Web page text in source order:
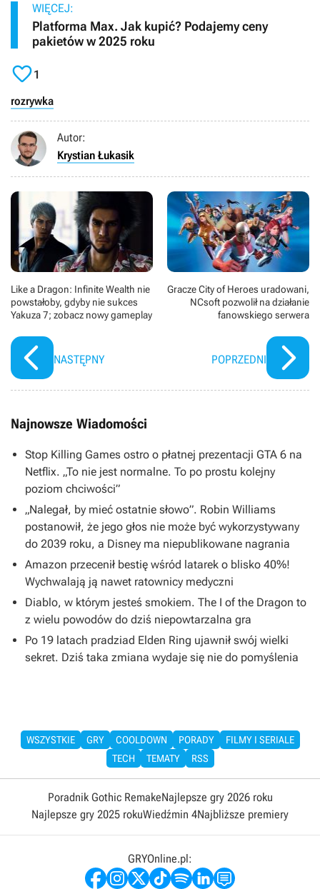
WIĘCEJ:
Platforma Max. Jak kupić? Podajemy ceny
pakietów w 2025 roku
1
rozrywka
Autor:
Krystian Łukasik
Like a Dragon: Infinite Wealth nie
powstałoby, gdyby nie sukces
Yakuza 7; zobacz nowy gameplay
NASTĘPNY
Gracze City of Heroes uradowani,
NCsoft pozwolił na działanie
fanowskiego serwera
POPRZEDNI
Najnowsze Wiadomości
Stop Killing Games ostro o płatnej prezentacji GTA 6 na
Netflix. „To nie jest normalne. To po prostu kolejny
poziom chciwości”
„Nalegał, by mieć ostatnie słowo”. Robin Williams
postanowił, że jego głos nie może być wykorzystywany
do 2039 roku, a Disney ma niepublikowane nagrania
Amazon przecenił bestię wśród latarek o blisko 40%!
Wychwalają ją nawet ratownicy medyczni
Diablo, w którym jesteś smokiem. The I of the Dragon to
z wielu powodów do dziś niepowtarzalna gra
Po 19 latach pradziad Elden Ring ujawnił swój wielki
sekret. Dziś taka zmiana wydaje się nie do pomyślenia
WSZYSTKIE GRY COOLDOWN PORADY
FILMY I SERIALE
TECH
TEMATY RSS
Poradnik Gothic RemakeNajlepsze gry 2026 roku
Najlepsze gry 2025 rokuWiedźmin 4Najbliższe premiery
GRYOnline.pl: